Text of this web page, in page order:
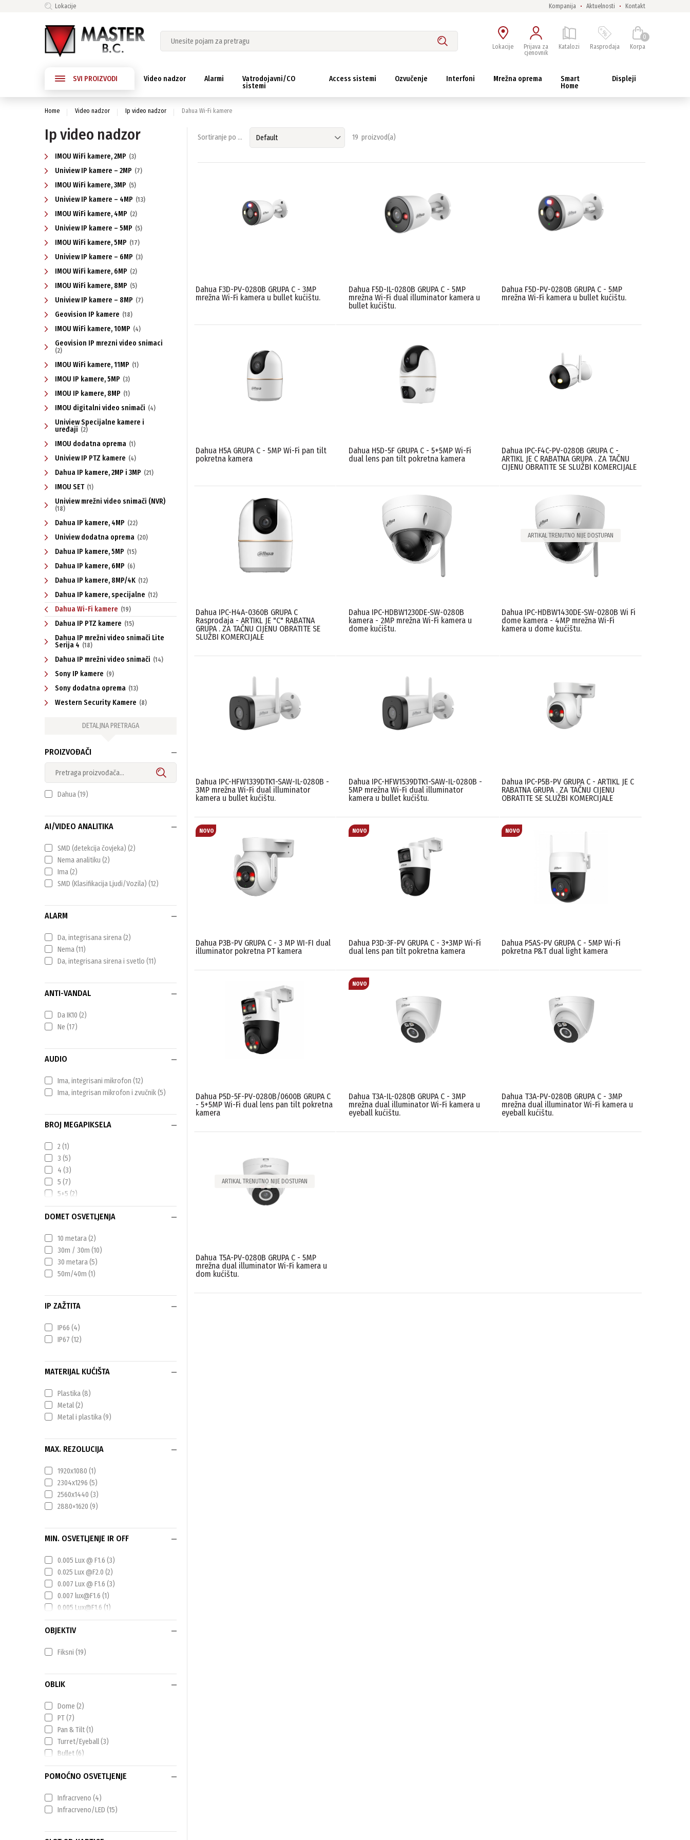
Lokacije Kompanija Aktuelnosti Kontakt
Lokacije
Prijava za
cjenovnik
Katalozi Rasprodaja
0
Korpa
SVI PROIZVODI Video nadzor Alarmi
Vatrodojavni/CO
sistemi
Access sistemi Ozvučenje Interfoni Mrežna oprema
Smart
Home
Displeji
Home Video nadzor Ip video nadzor Dahua Wi-Fi kamere
Ip video nadzor
IMOU WiFi kamere, 2MP (3)
Uniview IP kamere – 2MP (7)
IMOU WiFi kamere, 3MP (5)
Uniview IP kamere – 4MP (13)
IMOU WiFi kamere, 4MP (2)
Uniview IP kamere – 5MP (5)
IMOU WiFi kamere, 5MP (17)
Uniview IP kamere – 6MP (3)
IMOU WiFi kamere, 6MP (2)
IMOU WiFi kamere, 8MP (5)
Uniview IP kamere – 8MP (7)
Geovision IP kamere (18)
IMOU WiFi kamere, 10MP (4)
Geovision IP mrezni video snimaci
(2)
IMOU WiFi kamere, 11MP (1)
IMOU IP kamere, 5MP (3)
IMOU IP kamere, 8MP (1)
IMOU digitalni video snimači (4)
Uniview Specijalne kamere i
uređaji (2)
IMOU dodatna oprema (1)
Uniview IP PTZ kamere (4)
Dahua IP kamere, 2MP i 3MP (21)
IMOU SET (1)
Uniview mrežni video snimači (NVR)
(18)
Dahua IP kamere, 4MP (22)
Uniview dodatna oprema (20)
Dahua IP kamere, 5MP (15)
Dahua IP kamere, 6MP (6)
Dahua IP kamere, 8MP/4K (12)
Dahua IP kamere, specijalne (12)
Dahua Wi-Fi kamere (19)
Dahua IP PTZ kamere (15)
Dahua IP mrežni video snimači Lite
Serija 4 (18)
Dahua IP mrežni video snimači (14)
Sony IP kamere (9)
Sony dodatna oprema (13)
Western Security Kamere (8)
DETALJNA PRETRAGA
PROIZVOĐAČI
Dahua(19)
AI/VIDEO ANALITIKA
SMD (detekcija čovjeka) (2)
Nema analitiku (2)
Ima(2)
SMD (Klasifikacija Ljudi/Vozila) (12)
ALARM
Da, integrisana sirena(2)
Nema(11)
Da, integrisana sirena i svetlo (11)
ANTI-VANDAL
Da IK10 (2)
Ne (17)
AUDIO
Ima, integrisani mikrofon (12)
Ima, integrisan mikrofon i zvučnik(5)
BROJ MEGAPIKSELA
2 (1)
3 (5)
4 (3)
5 (7)
5+5 (2)
6(1)
DOMET OSVETLJENJA
10 metara(2)
30m / 30m (10)
30 metara(5)
50m/40m (1)
IP ZAŽTITA
IP66 (4)
IP67 (12)
MATERIJAL KUĆIŠTA
Plastika(8)
Metal(2)
Metal i plastika(9)
MAX. REZOLUCIJA
1920x1080 (1)
2304x1296 (5)
2560x1440 (3)
2880×1620 (9)
MIN. OSVETLJENJE IR OFF
0.005 Lux @ F1.6 (3)
0.025 Lux @F2.0 (2)
0.007 Lux @ F1.6 (3)
0.007 lux@F1.6 (1)
0.005 Lux@F1.6 (1)
OBJEKTIV
Fiksni (19)
OBLIK
Dome (2)
PT(7)
Pan & Tilt(1)
Turret/Eyeball(3)
Bullet (6)
POMOĆNO OSVETLJENJE
Infracrveno (4)
Infracrveno/LED (15)
Sortiranje po ... 19 proizvod(a)
Dahua F3D-PV-0280B GRUPA C - 3MP
mrežna Wi-Fi kamera u bullet kućištu.
Dahua F5D-IL-0280B GRUPA C - 5MP
mrežna Wi-Fi dual illuminator kamera u
bullet kućištu.
Dahua F5D-PV-0280B GRUPA C - 5MP
mrežna Wi-Fi kamera u bullet kućištu.
Dahua H5A GRUPA C - 5MP Wi-Fi pan tilt
pokretna kamera
Dahua H5D-5F GRUPA C - 5+5MP Wi-Fi
dual lens pan tilt pokretna kamera
Dahua IPC-F4C-PV-0280B GRUPA C -
ARTIKL JE C RABATNA GRUPA . ZA TAČNU
CIJENU OBRATITE SE SLUŽBI KOMERCIJALE
Dahua IPC-H4A-0360B GRUPA C
Rasprodaja - ARTIKL JE "C" RABATNA
GRUPA . ZA TAČNU CIJENU OBRATITE SE
SLUŽBI KOMERCIJALE
Dahua IPC-HDBW1230DE-SW-0280B
kamera - 2MP mrežna Wi-Fi kamera u
dome kućištu.
ARTIKAL TRENUTNO NIJE DOSTUPAN
Dahua IPC-HDBW1430DE-SW-0280B Wi Fi
dome kamera - 4MP mrežna Wi-Fi
kamera u dome kućištu.
Dahua IPC-HFW1339DTK1-SAW-IL-0280B -
3MP mrežna Wi-Fi dual illuminator
kamera u bullet kućištu.
Dahua IPC-HFW1539DTK1-SAW-IL-0280B -
5MP mrežna Wi-Fi dual illuminator
kamera u bullet kućištu.
Dahua IPC-P5B-PV GRUPA C - ARTIKL JE C
RABATNA GRUPA . ZA TAČNU CIJENU
OBRATITE SE SLUŽBI KOMERCIJALE
Dahua P3B-PV GRUPA C - 3 MP WI-FI dual
illuminator pokretna PT kamera
Dahua P3D-3F-PV GRUPA C - 3+3MP Wi-Fi
dual lens pan tilt pokretna kamera
Dahua P5AS-PV GRUPA C - 5MP Wi-Fi
pokretna P&T dual light kamera
Dahua P5D-5F-PV-0280B/0600B GRUPA C
- 5+5MP Wi-Fi dual lens pan tilt pokretna
kamera
Dahua T3A-IL-0280B GRUPA C - 3MP
mrežna dual illuminator Wi-Fi kamera u
eyeball kućištu.
Dahua T3A-PV-0280B GRUPA C - 3MP
mrežna dual illuminator Wi-Fi kamera u
eyeball kućištu.
ARTIKAL TRENUTNO NIJE DOSTUPAN
Dahua T5A-PV-0280B GRUPA C - 5MP
mrežna dual illuminator Wi-Fi kamera u
dom kućištu.